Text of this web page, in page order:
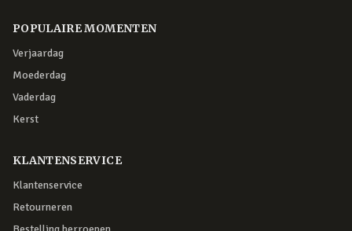
POPULAIRE MOMENTEN
Verjaardag
Moederdag
Vaderdag
Kerst
KLANTENSERVICE
Klantenservice
Retourneren